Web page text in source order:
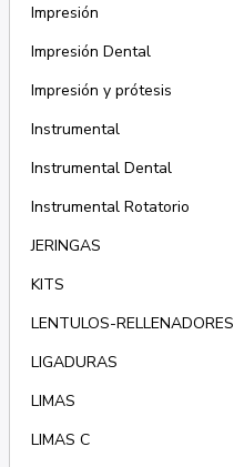
Impresión
Impresión Dental
Impresión y prótesis
Instrumental
Instrumental Dental
Instrumental Rotatorio
JERINGAS
KITS
LENTULOS-RELLENADORES
LIGADURAS
LIMAS
LIMAS C